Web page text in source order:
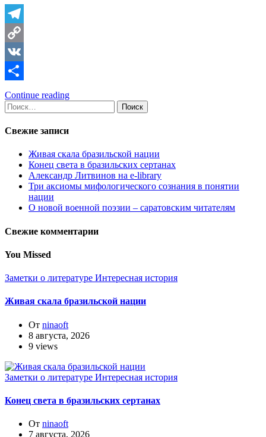
Telegram
Copy
Link
VK
Отправить
Continue reading
Найти:
Свежие записи
Живая скала бразильской нации
Конец света в бразильских сертанах
Александр Литвинов на e-library
Три аксиомы мифологического сознания в понятии
нации
О новой военной поэзии – саратовским читателям
Свежие комментарии
You Missed
Заметки о литературе Интересная история
Живая скала бразильской нации
От ninaoft
8 августа, 2026
9 views
Заметки о литературе Интересная история
Конец света в бразильских сертанах
От ninaoft
7 августа, 2026